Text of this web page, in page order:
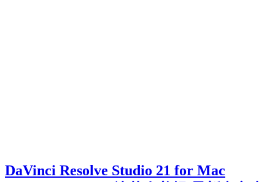
DaVinci Resolve Studio 21 for Mac